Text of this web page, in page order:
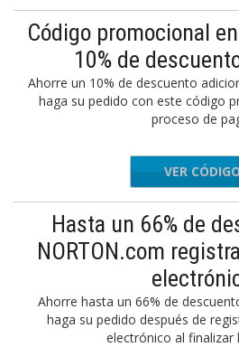
Código promocional
10% de
Ahorre un 10% de descuento
haga su pedido con este código
proceso de
VER CÓDIGO
Hasta un 66% de
NORTON.com
Ahorre hasta un 66% de
haga su pedido después de
electrónico al finalizar